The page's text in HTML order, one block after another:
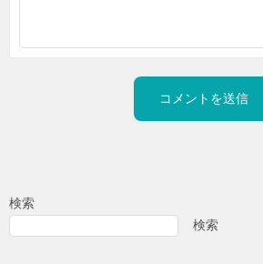
検索
検索